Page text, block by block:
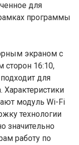
для
программы
экраном с
сторон 16:10,
для
Характеристики
модуль Wi-Fi
технологии
значительно
работу по